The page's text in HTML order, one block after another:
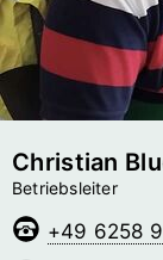
Christian
Betriebsleiter
+49 6258